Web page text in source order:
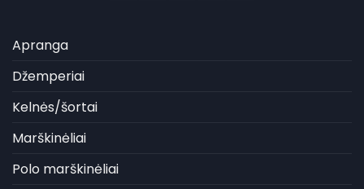
Apranga
Džemperiai
Kelnės/šortai
Marškinėliai
Polo marškinėliai